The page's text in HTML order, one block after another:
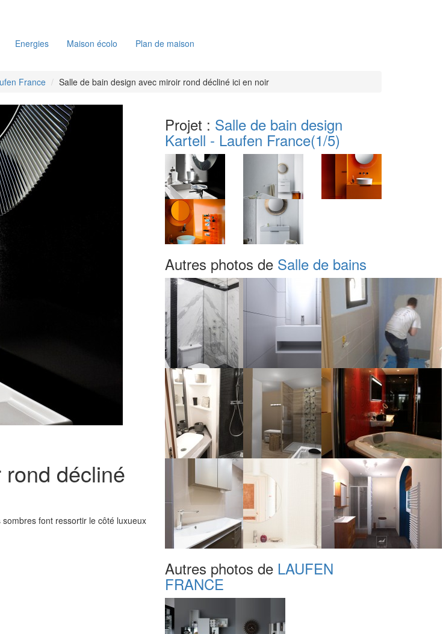
Energies Maison écolo Plan de maison
France Salle de bain design avec miroir rond décliné ici en noir
décliné
font ressortir le côté luxueux
Projet : Salle de bain design
Kartell - Laufen France(1/5)
Autres photos de Salle de bains
Autres photos de LAUFEN
FRANCE